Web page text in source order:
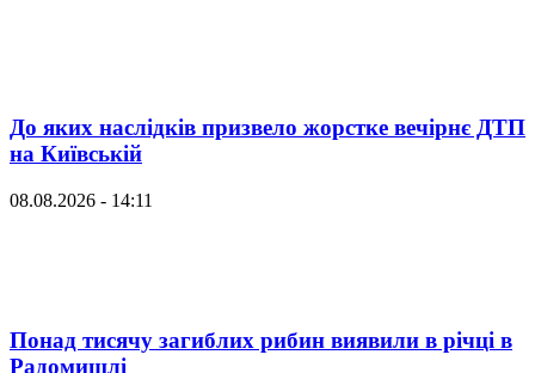
До яких наслідків призвело жорстке вечірнє ДТП
на Київській
08.08.2026 - 14:11
Понад тисячу загиблих рибин виявили в річці в
Радомишлі